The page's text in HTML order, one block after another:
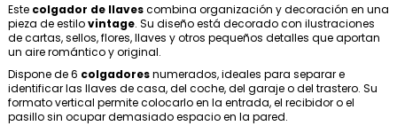
Este colgador de llavescombina organización y decoración en una
pieza de estilovintage. Su diseño está decorado con ilustraciones
de cartas, sellos, flores, llaves y otros pequeños detalles que aportan
un aire romántico y original.
Dispone de 6 colgadoresnumerados, ideales para separar e
identificar las llaves de casa, del coche, del garaje o del trastero. Su
formato vertical permite colocarlo en la entrada, el recibidor o el
pasillo sin ocupar demasiado espacio en la pared.